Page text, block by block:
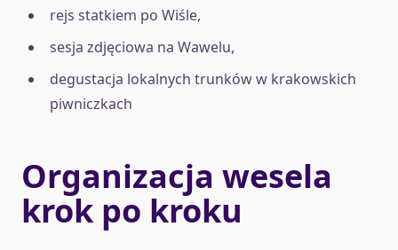
rejs statkiem po Wiśle,
sesja zdjęciowa na Wawelu,
degustacja lokalnych trunków w krakowskich
piwniczkach
Organizacja wesela
krok po kroku